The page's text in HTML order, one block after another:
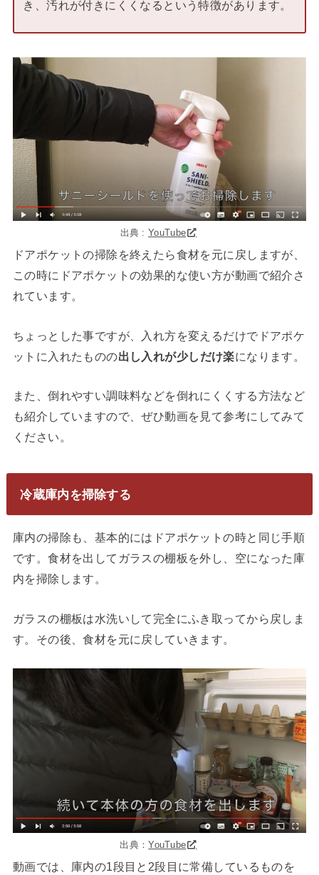
き、汚れが付きにくくなるという特徴があります。
出典 :YouTube
ドアポケットの掃除を終えたら食材を元に戻しますが、
この時にドアポケットの効果的な使い方が動画で紹介さ
れています。
ちょっとした事ですが、入れ方を変えるだけでドアポケ
ットに入れたものの出し入れが少しだけ楽になります。
また、倒れやすい調味料などを倒れにくくする方法など
も紹介していますので、ぜひ動画を見て参考にしてみて
ください。
冷蔵庫内を掃除する
庫内の掃除も、基本的にはドアポケットの時と同じ手順
です。食材を出してガラスの棚板を外し、空になった庫
内を掃除します。
ガラスの棚板は水洗いして完全にふき取ってから戻しま
す。その後、食材を元に戻していきます。
出典：YouTube
動画では、庫内の1段目と2段目に常備しているものを